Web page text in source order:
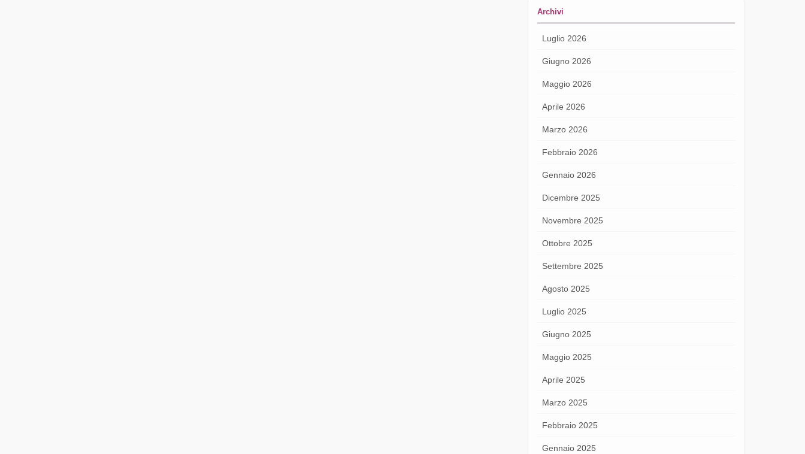
Archivi
Luglio 2026
Giugno 2026
Maggio 2026
Aprile 2026
Marzo 2026
Febbraio 2026
Gennaio 2026
Dicembre 2025
Novembre 2025
Ottobre 2025
Settembre 2025
Agosto 2025
Luglio 2025
Giugno 2025
Maggio 2025
Aprile 2025
Marzo 2025
Febbraio 2025
Gennaio 2025